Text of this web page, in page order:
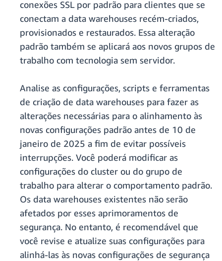
conexões SSL por padrão para clientes que se
conectam a data warehouses recém-criados,
provisionados e restaurados. Essa alteração
padrão também se aplicará aos novos grupos de
trabalho com tecnologia sem servidor.
Analise as configurações, scripts e ferramentas
de criação de data warehouses para fazer as
alterações necessárias para o alinhamento às
novas configurações padrão antes de 10 de
janeiro de 2025 a fim de evitar possíveis
interrupções. Você poderá modificar as
configurações do cluster ou do grupo de
trabalho para alterar o comportamento padrão.
Os data warehouses existentes não serão
afetados por esses aprimoramentos de
segurança. No entanto, é recomendável que
você revise e atualize suas configurações para
alinhá-las às novas configurações de segurança